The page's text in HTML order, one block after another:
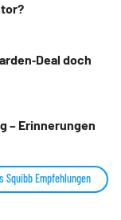
doch
– Erinnerungen
Squibb Empfehlungen